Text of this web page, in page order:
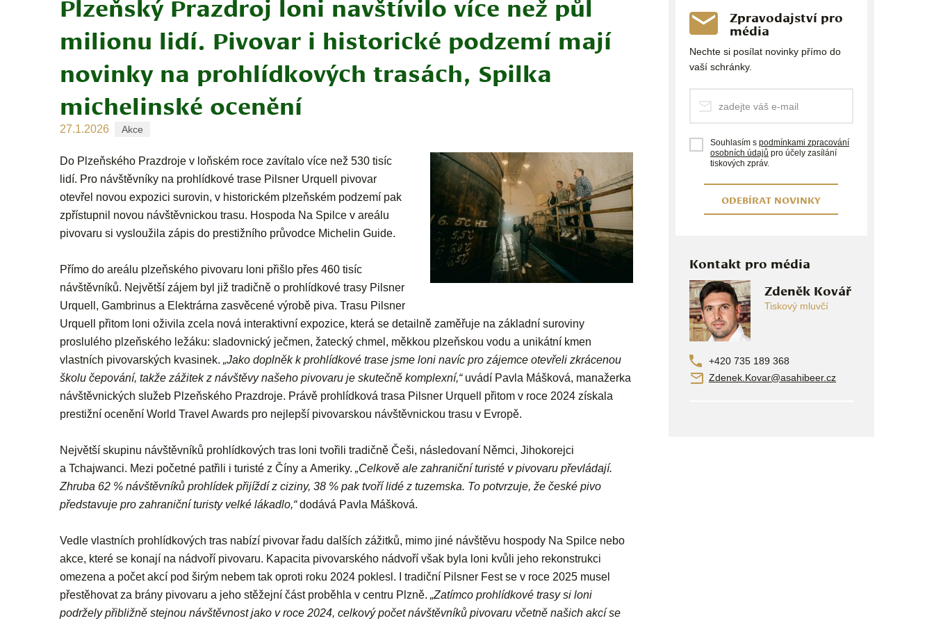
milionu lidí. Pivovar i historické podzemí mají
novinky na prohlídkových trasách, Spilka
michelinské ocenění
27.1.2026 Akce
Do Plzeňského Prazdroje v loňském roce zavítalo více než 530 tisíc
lidí. Pro návštěvníky na prohlídkové trase Pilsner Urquell pivovar
otevřel novou expozici surovin, v historickém plzeňském podzemí pak
zpřístupnil novou návštěvnickou trasu. Hospoda Na Spilce v areálu
pivovaru si vysloužila zápis do prestižního průvodce Michelin Guide.
Přímo do areálu plzeňského pivovaru loni přišlo přes 460 tisíc
návštěvníků. Největší zájem byl již tradičně o prohlídkové trasy Pilsner
Urquell, Gambrinus a Elektrárna zasvěcené výrobě piva. Trasu Pilsner
Urquell přitom loni oživila zcela nová interaktivní expozice, která se detailně zaměřuje na základní suroviny
proslulého plzeňského ležáku: sladovnický ječmen, žatecký chmel, měkkou plzeňskou vodu a unikátní kmen
vlastních pivovarských kvasinek. „Jako doplněk k prohlídkové trase jsme loni navíc pro zájemce otevřeli zkrácenou
školu čepování, takže zážitek z návštěvy našeho pivovaru je skutečně komplexní,“ uvádí Pavla Mášková, manažerka
návštěvnických služeb Plzeňského Prazdroje. Právě prohlídková trasa Pilsner Urquell přitom v roce 2024 získala
prestižní ocenění World Travel Awards pro nejlepší pivovarskou návštěvnickou trasu v Evropě.
Největší skupinu návštěvníků prohlídkových tras loni tvořili tradičně Češi, následovaní Němci, Jihokorejci
a Tchajwanci. Mezi početné patřili i turisté z Číny a Ameriky. „Celkově ale zahraniční turisté v pivovaru převládají.
Zhruba 62 % návštěvníků prohlídek přijíždí z ciziny, 38 % pak tvoří lidé z tuzemska. To potvrzuje, že české pivo
představuje pro zahraniční turisty velké lákadlo,“dodává Pavla Mášková.
Vedle vlastních prohlídkových tras nabízí pivovar řadu dalších zážitků, mimo jiné návštěvu hospody Na Spilce nebo
akce, které se konají na nádvoří pivovaru. Kapacita pivovarského nádvoří však byla loni kvůli jeho rekonstrukci
omezena a počet akcí pod širým nebem tak oproti roku 2024 poklesl. I tradiční Pilsner Fest se v roce 2025 musel
přestěhovat za brány pivovaru a jeho stěžejní část proběhla v centru Plzně. „Zatímco prohlídkové trasy si loni
podržely přibližně stejnou návštěvnost jako v roce 2024, celkový počet návštěvníků pivovaru včetně našich akcí se
Zpravodajství pro
média
Nechte si posílat novinky přímo do
vaší schránky.
Souhlasím s podmínkami zpracování
osobních údajů pro účely zasílání
tiskových zpráv.
ODEBÍRAT NOVINKY
Kontakt pro média
Zdeněk Kovář
Tiskový mluvčí
+420 735 189 368
Zdenek.Kovar@asahibeer.cz